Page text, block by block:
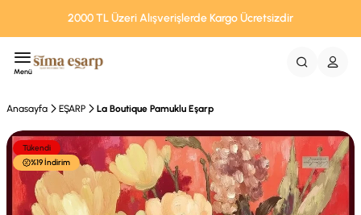
2000 TL Üzeri Alışverişlerde Kargo Ücretsizdir
Menü
Anasayfa EŞARP La Boutique Pamuklu Eşarp
Tükendi
%19 İndirim